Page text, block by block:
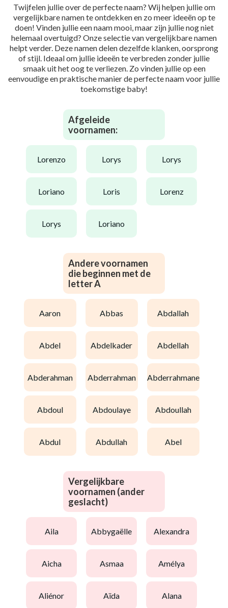
Twijfelen jullie over de perfecte naam? Wij helpen jullie om
vergelijkbare namen te ontdekken en zo meer ideeën op te
doen! Vinden jullie een naam mooi, maar zijn jullie nog niet
helemaal overtuigd? Onze selectie van vergelijkbare namen
helpt verder. Deze namen delen dezelfde klanken, oorsprong
of stijl. Ideaal om jullie ideeën te verbreden zonder jullie
smaak uit het oog te verliezen. Zo vinden jullie op een
eenvoudige en praktische manier de perfecte naam voor jullie
toekomstige baby!
Afgeleide
voornamen:
lorenzo lorys lorys
loriano loris lorenz
lorys loriano
Andere voornamen
die beginnen met de
letter A
aaron abbas abdallah
abdel abdelkader abdellah
abderahman abderrahman abderrahmane
abdoul abdoulaye abdoullah
abdul abdullah abel
Vergelijkbare
voornamen (ander
geslacht)
aila abbygaëlle alexandra
aicha asmaa amélya
aliénor aïda alana